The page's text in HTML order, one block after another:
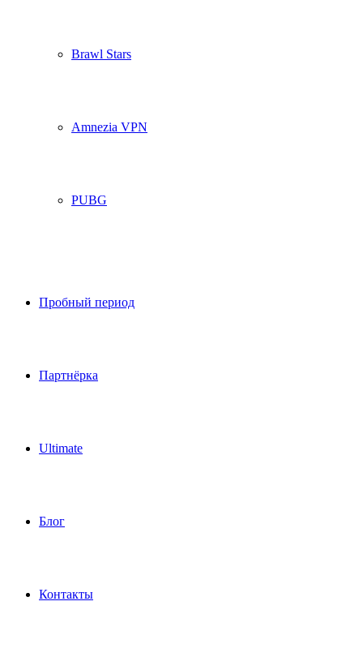
Brawl Stars
Amnezia VPN
PUBG
Пробный период
Партнёрка
Ultimate
Блог
Контакты